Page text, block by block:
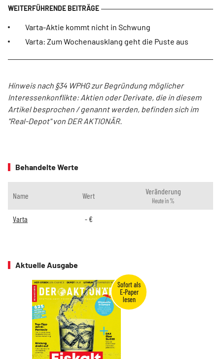
Varta-Aktie kommt nicht in Schwung
Varta: Zum Wochenausklang geht die Puste aus
Hinweis nach §34 WPHG zur Begründung möglicher
Interessenkonflikte: Aktien oder Derivate, die in diesem
Artikel besprochen / genannt werden, befinden sich im
"Real-Depot" von DER AKTIONÄR.
Behandelte Werte
Name Wert Veränderung
Heute in %
Varta -€
Aktuelle Ausgabe